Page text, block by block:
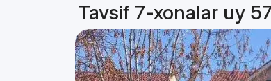
Tavsif 7-xonalar uy